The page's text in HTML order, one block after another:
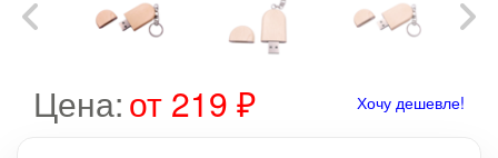
Цена:от 219 ₽ Хочу дешевле!